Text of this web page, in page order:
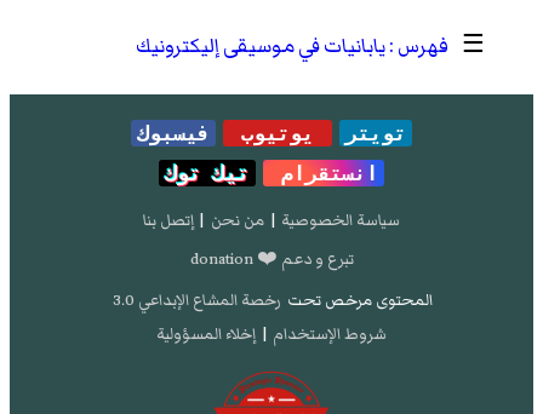
☰ يابانيات في موسيقى إليكترونيك
تويتر يوتيوب
فيسبوك
انستقرام
تيك توك
سياسة الخصوصية | من نحن | إتصل بنا
تبرع و دعم ❤️ donation
المحتوى مرخص تحت رخصة المشاع الإبداعي 3.0
شروط الإستخدام | إخلاء المسؤولية